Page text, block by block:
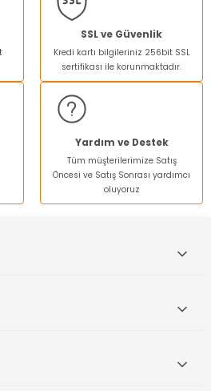
veya görüntülenemiyor.
bilgiler bulunuyor.
daha pahalı.
olmalı.
SSL ve Güvenlik
Kredi kartı bilgileriniz 256bit SSL
sertifikası ile korunmaktadır.
Yardım ve Destek
Tüm müşterilerimize Satış
Öncesi ve Satış Sonrası yardımcı
oluyoruz